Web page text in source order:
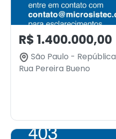
R$ 1.400.000,00
São Paulo - República
Rua Pereira Bueno